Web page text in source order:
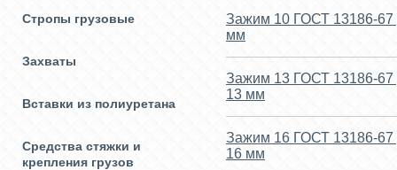
Стропы грузовые
Захваты
Вставки из полиуретана
Средства стяжки и
крепления грузов
Зажим 10 ГОСТ 13186-67
мм
Зажим 13 ГОСТ 13186-67
13 мм
Зажим 16 ГОСТ 13186-67
16 мм